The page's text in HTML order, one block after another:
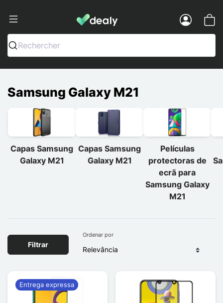
Dealy - Capas e acessórios para
Rechercher
Samsung Galaxy M21
Capas Samsung
Galaxy M21
Capas Samsung
Galaxy M21
Películas
protectoras de
ecrã para
Samsung Galaxy
M21
Filtrar
Ordenar por
Entrega expressa